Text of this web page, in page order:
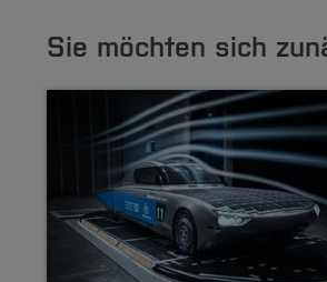
Sie möchten sich